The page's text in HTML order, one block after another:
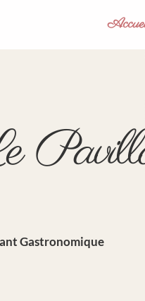
Gastronomique